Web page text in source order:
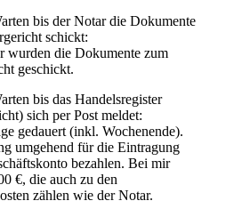
bis der Notar die Dokumente
schickt:
wurden die Dokumente zum
geschickt.
bis das Handelsregister
sich per Post meldet:
gedauert (inkl. Wochenende).
umgehend für die Eintragung
bezahlen. Bei mir
€, die auch zu den
zählen wie der Notar.